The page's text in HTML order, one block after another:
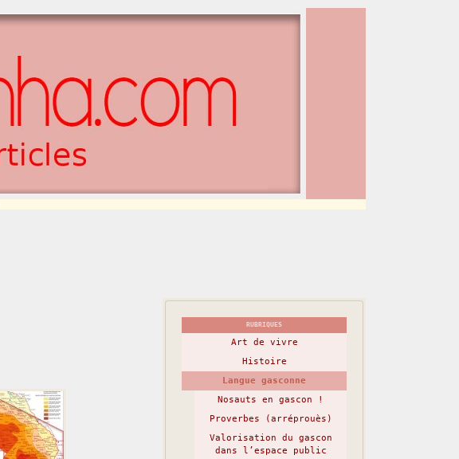
RUBRIQUES
Art de vivre
Histoire
Langue gasconne
Nosauts en gascon !
Proverbes (arréprouès)
Valorisation du gascon
dans l’espace public